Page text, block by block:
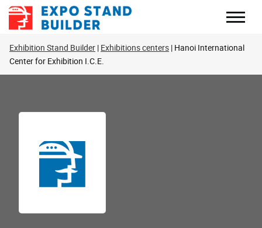
Перейти
Exhibition Stand Builder Exhibitions centers Hanoi International
Center for Exhibition I.C.E.